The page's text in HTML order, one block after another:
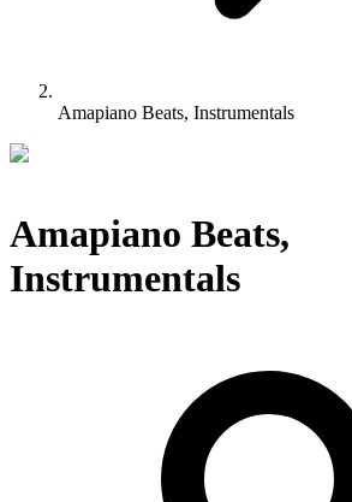
Amapiano Beats, Instrumentals
Amapiano Beats,
Instrumentals